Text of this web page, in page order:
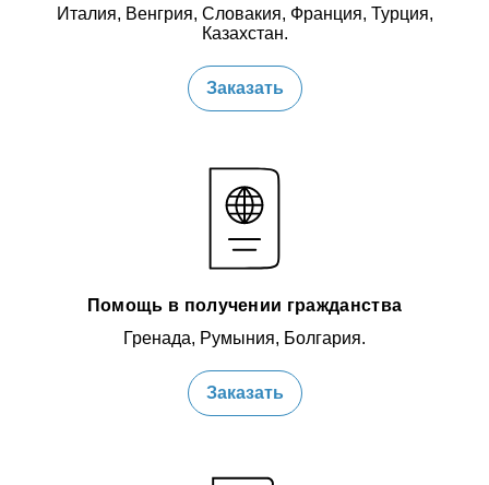
Италия, Венгрия, Словакия, Франция, Турция,
Казахстан.
Заказать
Помощь в получении гражданства
Гренада, Румыния, Болгария.
Заказать